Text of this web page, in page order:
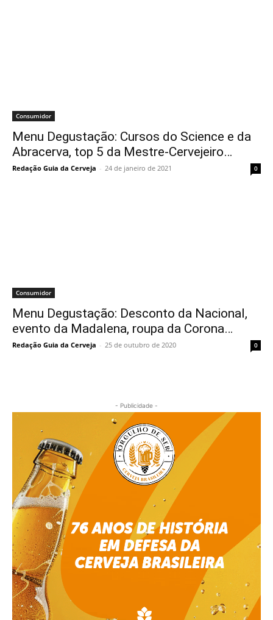
Consumidor
Menu Degustação: Cursos do Science e da
Abracerva, top 5 da Mestre-Cervejeiro…
Redação Guia da Cerveja - 24 de janeiro de 2021 0
Consumidor
Menu Degustação: Desconto da Nacional,
evento da Madalena, roupa da Corona…
Redação Guia da Cerveja - 25 de outubro de 2020 0
- Publicidade -